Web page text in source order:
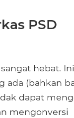
PSD
hebat. Ini
ada (bahkan
dapat
mengonversi